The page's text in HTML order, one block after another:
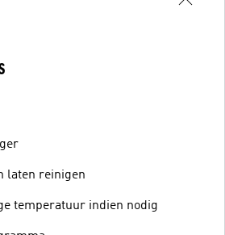
laten reinigen
temperatuur indien nodig